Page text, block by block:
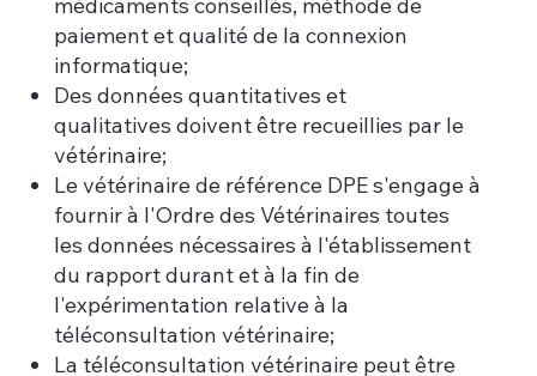
paiement et qualité de la connexion
informatique;
Des données quantitatives et
qualitatives doivent être recueillies par le
vétérinaire;
Le vétérinaire de référence DPE s'engage à
fournir à l'Ordre des Vétérinaires toutes
les données nécessaires à l'établissement
du rapport durant et à la fin de
l'expérimentation relative à la
téléconsultation vétérinaire;
La téléconsultation vétérinaire peut être